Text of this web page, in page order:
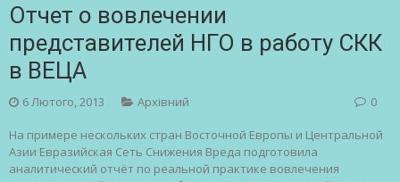
Отчет о вовлечении
представителей НГО в работу СКК
в ВЕЦА
6 Лютого, 2013 Архівний 0
На примере нескольких стран Восточной Европы и Центральной
Азии Евразийская Сеть Снижения Вреда подготовила
аналитический отчёт по реальной практике вовлечения